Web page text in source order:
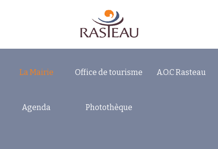
La Mairie Office de tourisme A.O.C Rasteau
Agenda Photothèque
Accueil